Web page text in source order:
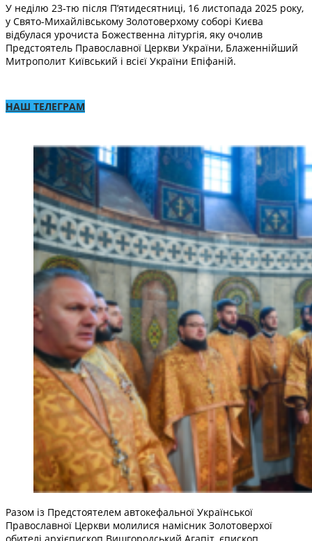
У неділю 23-тю після П’ятидесятниці, 16 листопада 2025 року,
у Свято-Михайлівському Золотоверхому соборі Києва
відбулася урочиста Божественна літургія, яку очолив
Предстоятель Православної Церкви України, Блаженнійший
Митрополит Київський і всієї України Епіфаній.
НАШ ТЕЛЕГРАМ
Разом із Предстоятелем автокефальної Української
Православної Церкви молилися намісник Золотоверхої
обителі архієпископ Вишгородський Агапіт, єпископ